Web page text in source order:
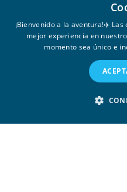
¡Bienvenido a la aventura!✈️
mejor experiencia en
momento sea único e